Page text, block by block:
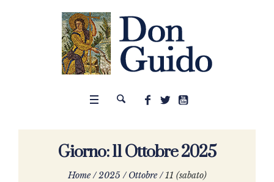
Giorno:11 Ottobre 2025
Home /2025 /Ottobre /11 (sabato)